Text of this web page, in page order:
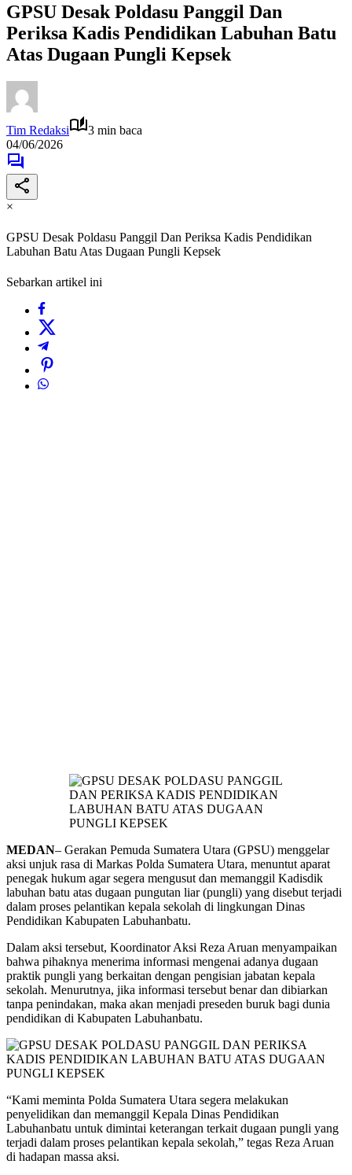
GPSU Desak Poldasu Panggil Dan
Periksa Kadis Pendidikan Labuhan Batu
Atas Dugaan Pungli Kepsek
Tim Redaksi
3 min baca
04/06/2026
×
GPSU Desak Poldasu Panggil Dan Periksa Kadis Pendidikan
Labuhan Batu Atas Dugaan Pungli Kepsek
Sebarkan artikel ini
MEDAN– Gerakan Pemuda Sumatera Utara (GPSU) menggelar
aksi unjuk rasa di Markas Polda Sumatera Utara, menuntut aparat
penegak hukum agar segera mengusut dan memanggil Kadisdik
labuhan batu atas dugaan pungutan liar (pungli) yang disebut terjadi
dalam proses pelantikan kepala sekolah di lingkungan Dinas
Pendidikan Kabupaten Labuhanbatu.
Dalam aksi tersebut, Koordinator Aksi Reza Aruan menyampaikan
bahwa pihaknya menerima informasi mengenai adanya dugaan
praktik pungli yang berkaitan dengan pengisian jabatan kepala
sekolah. Menurutnya, jika informasi tersebut benar dan dibiarkan
tanpa penindakan, maka akan menjadi preseden buruk bagi dunia
pendidikan di Kabupaten Labuhanbatu.
“Kami meminta Polda Sumatera Utara segera melakukan
penyelidikan dan memanggil Kepala Dinas Pendidikan
Labuhanbatu untuk dimintai keterangan terkait dugaan pungli yang
terjadi dalam proses pelantikan kepala sekolah,” tegas Reza Aruan
di hadapan massa aksi.